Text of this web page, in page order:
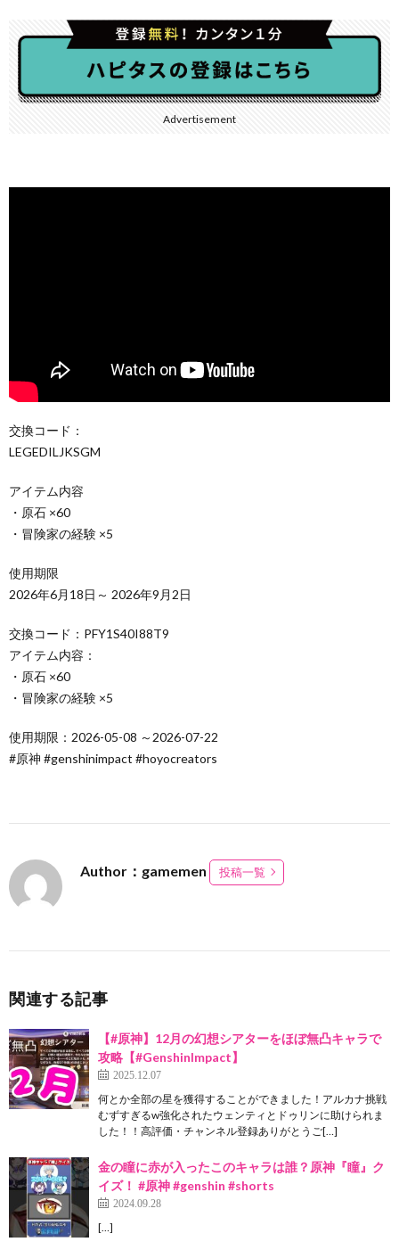
Advertisement
交換コード：
LEGEDILJKSGM
アイテム内容
・原石 ×60
・冒険家の経験 ×5
使用期限
2026年6月18日～ 2026年9月2日
交換コード：PFY1S40I88T9
アイテム内容：
・原石 ×60
・冒険家の経験 ×5
使用期限：2026-05-08 ～2026-07-22
#原神 #genshinimpact #hoyocreators
Author：gamemen 投稿一覧
関連する記事
【#原神】12月の幻想シアターをほぼ無凸キャラで
攻略【#GenshinImpact】
2025.12.07
何とか全部の星を獲得することができました！アルカナ挑戦
むずすぎるw強化されたウェンティとドゥリンに助けられま
した！！高評価・チャンネル登録ありがとうご[…]
金の瞳に赤が入ったこのキャラは誰？原神『瞳』ク
イズ！ #原神 #genshin #shorts
2024.09.28
[…]